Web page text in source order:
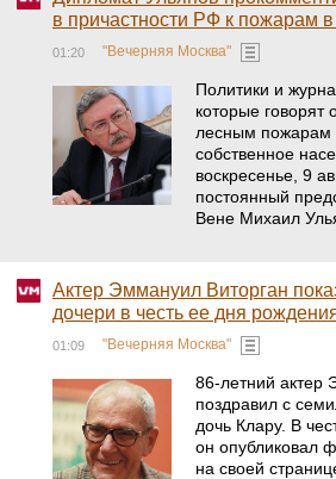
в причастности РФ к пожарам
01:20 "Вечерняя Москва"
Политики и
которые говорят
лесным пожарам
собственное
воскресенье, 9
постоянный
Вене Михаил
Актер Эммануил Виторган
дочери в честь ее дня
01:09 "Вечерняя Москва"
86-летний актер
поздравил с
дочь Клару. В
он опубликовал
на своей